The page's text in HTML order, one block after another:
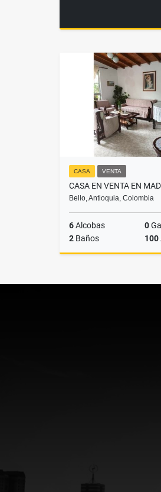
CASA VENTA
CASA EN VENTA EN
Bello, Antioquia, Colombia
6Alcobas 0
2 Baños 100